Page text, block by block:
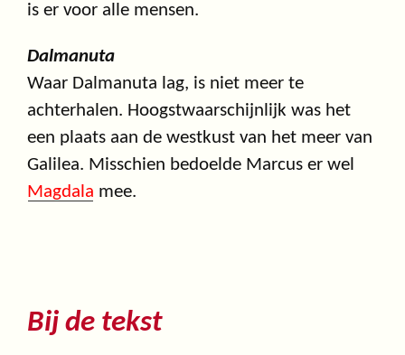
is er voor alle mensen.
Dalmanuta
Waar Dalmanuta lag, is niet meer te
achterhalen. Hoogstwaarschijnlijk was het
een plaats aan de westkust van het meer van
Galilea. Misschien bedoelde Marcus er wel
Magdala mee.
Bij de tekst